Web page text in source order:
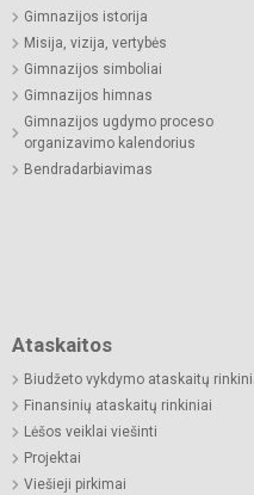
Gimnazijos istorija
Misija, vizija, vertybės
Gimnazijos simboliai
Gimnazijos himnas
Gimnazijos ugdymo proceso
organizavimo kalendorius
Bendradarbiavimas
Ataskaitos
Biudžeto vykdymo ataskaitų
Finansinių ataskaitų rinkiniai
Lėšos veiklai viešinti
Projektai
Viešieji pirkimai